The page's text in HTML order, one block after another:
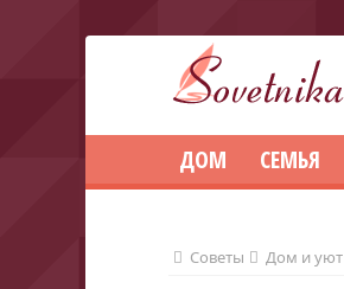
ДОМ СЕМЬЯ
Советы Дом и уют